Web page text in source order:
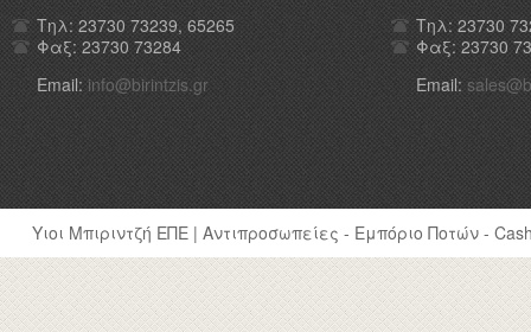
Τηλ: 23730 73239, 65265
Φαξ: 23730 73284
Email:info@birintzis.gr
Τηλ: 23730
Φαξ: 23730
Email:
Υιοι Μπιριντζή ΕΠΕ | Αντιπροσωπείες - Εμπόριο Ποτών -